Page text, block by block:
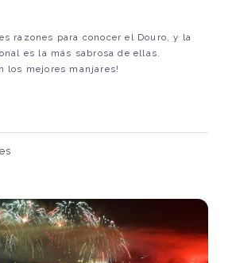
razones para conocer el Douro, y la
es la más sabrosa de ellas.
los mejores manjares!